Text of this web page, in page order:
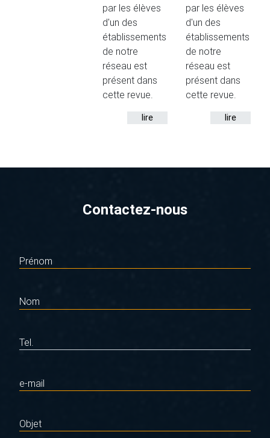
par les élèves
d'un des
établissements
de notre
réseau est
présent dans
cette revue.
lire
par les élèves
d'un des
établissements
de notre
réseau est
présent dans
cette revue.
lire
Contactez-nous
Prénom
Nom
Tel.
e-mail
Objet